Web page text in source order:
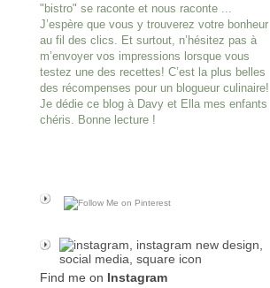
"bistro" se raconte et nous raconte ...
J’espère que vous y trouverez votre bonheur
au fil des clics. Et surtout, n’hésitez pas à
m’envoyer vos impressions lorsque vous
testez une des recettes! C’est la plus belles
des récompenses pour un blogueur culinaire!
Je dédie ce blog à Davy et Ella mes enfants
chéris. Bonne lecture !
Find me on Instagram